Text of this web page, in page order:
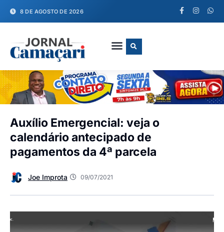
8 DE AGOSTO DE 2026
Auxílio Emergencial: veja o
calendário antecipado de
pagamentos da 4ª parcela
Joe Improta 09/07/2021